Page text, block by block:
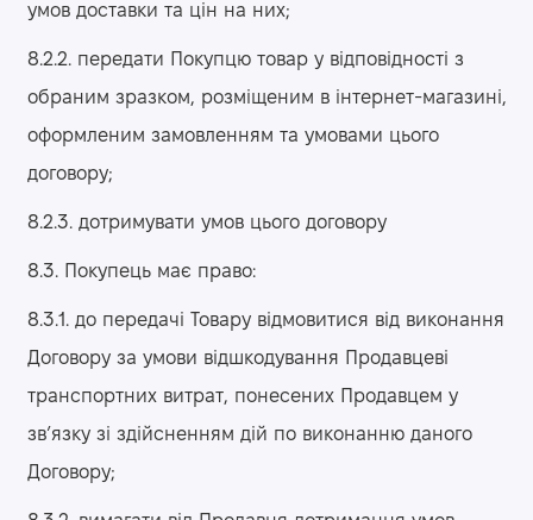
умов доставки та цін на них;
8.2.2. передати Покупцю товар у відповідності з
обраним зразком, розміщеним в інтернет-магазині,
оформленим замовленням та умовами цього
договору;
8.2.3. дотримувати умов цього договору
8.3. Покупець має право:
8.3.1. до передачі Товару відмовитися від виконання
Договору за умови відшкодування Продавцеві
транспортних витрат, понесених Продавцем у
зв’язку зі здійсненням дій по виконанню даного
Договору;